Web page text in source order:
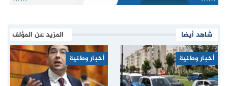
شاهد أيضا المزيد عن المؤلف
أخبار وطنية أخبار وطنية